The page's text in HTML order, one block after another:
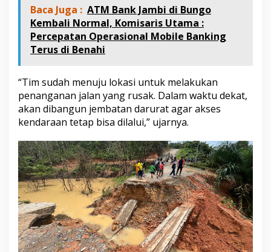
r
u
r
a
Baca Juga : ATM Bank Jambi di Bungo
Kembali Normal, Komisaris Utama :
Percepatan Operasional Mobile Banking
Terus di Benahi
“Tim sudah menuju lokasi untuk melakukan
penanganan jalan yang rusak. Dalam waktu dekat,
akan dibangun jembatan darurat agar akses
kendaraan tetap bisa dilalui,” ujarnya.